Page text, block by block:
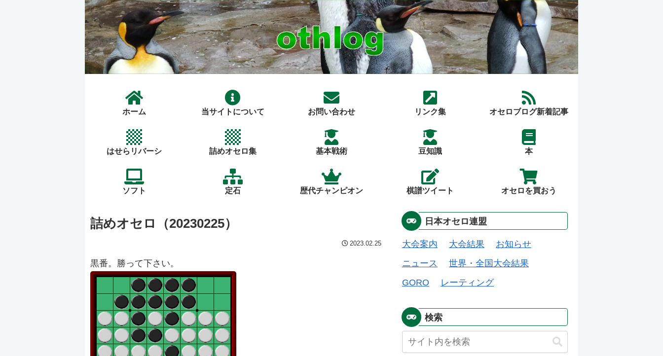
ホーム 当サイトについて お問い合わせ リンク集 オセロブログ新着記事
はせらリバーシ 詰めオセロ集 基本戦術 豆知識 本
ソフト 定石 歴代チャンピオン 棋譜ツイート オセロを買おう
詰めオセロ（20230225）
2023.02.25
黒番。勝って下さい。
日本オセロ連盟
大会案内 大会結果
お知らせ
ニュース
世界・全国大会結果
GORO
レーティング
検索